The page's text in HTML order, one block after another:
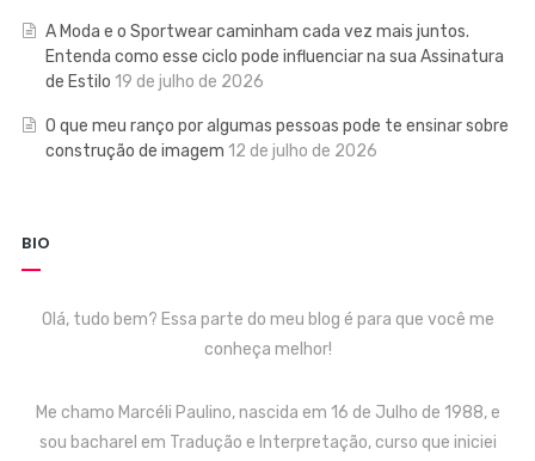
A Moda e o Sportwear caminham cada vez mais juntos.
Entenda como esse ciclo pode influenciar na sua Assinatura
de Estilo 19 de julho de 2026
O que meu ranço por algumas pessoas pode te ensinar sobre
construção de imagem 12 de julho de 2026
BIO
Olá, tudo bem? Essa parte do meu blog é para que você me
conheça melhor!
Me chamo Marcéli Paulino, nascida em 16 de Julho de 1988, e
sou bacharel em Tradução e Interpretação, curso que iniciei